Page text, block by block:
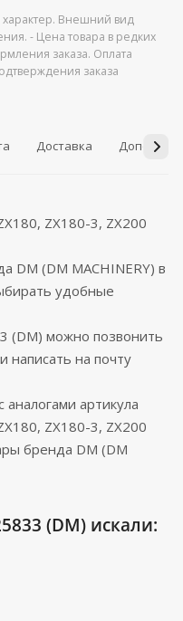
Внешний вид
- Цена товара в редких
заказа. Оплата
заказа
Доставка
ZX180-3, ZX200
DM (DM MACHINERY) в
удобные
(DM) можно позвонить
написать на почту
артикула
ZX180-3, ZX200
бренда DM (DM
(DM) искали: